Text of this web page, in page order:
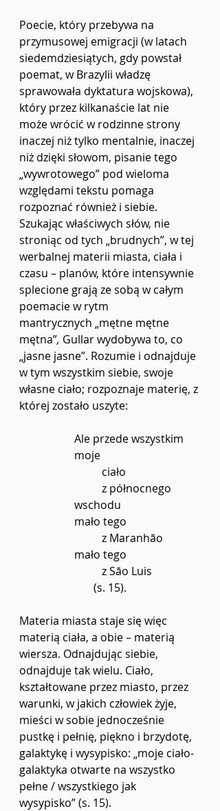
Poecie, który przebywa na
przymusowej emigracji (w latach
siedemdziesiątych, gdy powstał
poemat, w Brazylii władzę
sprawowała dyktatura wojskowa),
który przez kilkanaście lat nie
może wrócić w rodzinne strony
inaczej niż tylko mentalnie, inaczej
niż dzięki słowom, pisanie tego
„wywrotowego” pod wieloma
względami tekstu pomaga
rozpoznać również i siebie.
Szukając właściwych słów, nie
stroniąc od tych „brudnych”, w tej
werbalnej materii miasta, ciała i
czasu – planów, które intensywnie
splecione grają ze sobą w całym
poemacie w rytm
mantrycznych „mętne mętne
mętna”, Gullar wydobywa to, co
„jasne jasne”. Rozumie i odnajduje
w tym wszystkim siebie, swoje
własne ciało; rozpoznaje materię, z
której zostało uszyte:
Ale przede wszystkim
moje
	ciało
wschodu
mało tego
	z Maranhāo
mało tego
	z Sāo Luis
(s. 15).
Materia miasta staje się więc
materią ciała, a obie – materią
wiersza. Odnajdując siebie,
odnajduje tak wielu. Ciało,
kształtowane przez miasto, przez
warunki, w jakich człowiek żyje,
mieści w sobie jednocześnie
pustkę i pełnię, piękno i brzydotę,
galaktykę i wysypisko: „moje ciało-
galaktyka otwarte na wszystko
pełne / wszystkiego jak
wysypisko”(s. 15).